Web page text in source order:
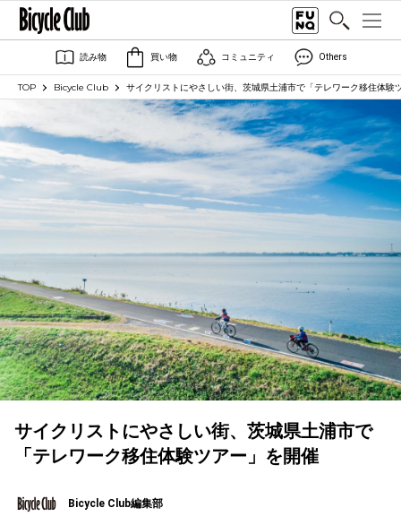
読み物 買い物 コミュニティ Others
TOP Bicycle Club サイクリストにやさしい街、茨城県土浦市で「テレワーク移住体験
サイクリストにやさしい街、茨城県土浦市で
「テレワーク移住体験ツアー」を開催
Bicycle Club編集部